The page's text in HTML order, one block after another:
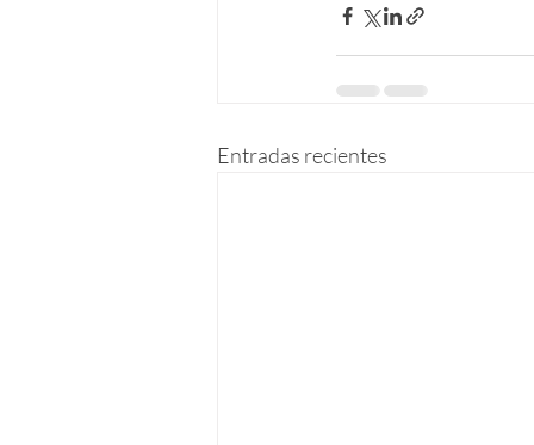
Entradas recientes